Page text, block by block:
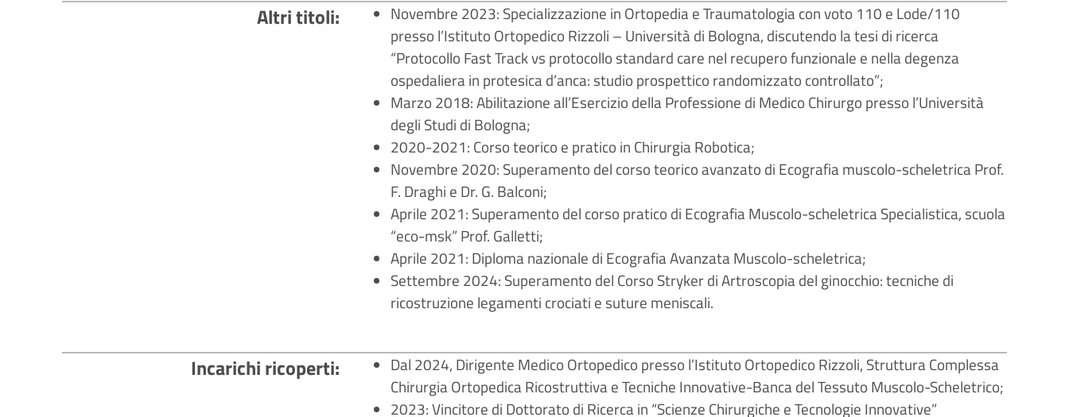
Altri titoli
Novembre 2023: Specializzazione in Ortopedia e Traumatologia con voto 110 e Lode/110
presso l’Istituto Ortopedico Rizzoli – Università di Bologna, discutendo la tesi di ricerca
“Protocollo Fast Track vs protocollo standard care nel recupero funzionale e nella degenza
ospedaliera in protesica d’anca: studio prospettico randomizzato controllato”;
Marzo 2018: Abilitazioneall’Esercizio della Professione di Medico Chirurgo presso l’Università
degli Studi di Bologna;
2020-2021: Corso teorico e pratico in Chirurgia Robotica;
Novembre 2020: Superamento del corso teorico avanzato di Ecografia muscolo-scheletrica Prof.
F. Draghi e Dr. G. Balconi;
Aprile 2021: Superamento del corso pratico di Ecografia Muscolo-scheletrica Specialistica, scuola
“eco-msk” Prof. Galletti;
Aprile 2021: Diploma nazionale di Ecografia Avanzata Muscolo-scheletrica;
Settembre 2024: Superamento del Corso Stryker di Artroscopia del ginocchio: tecniche di
ricostruzione legamenti crociati e suture meniscali.
Incarichi ricoperti
Dal 2024, Dirigente Medico Ortopedico presso l’Istituto Ortopedico Rizzoli, Struttura Complessa
Chirurgia Ortopedica Ricostruttiva e Tecniche Innovative-Banca del Tessuto Muscolo-Scheletrico;
2023: Vincitore di Dottorato di Ricerca in “Scienze Chirurgiche e Tecnologie Innovative”